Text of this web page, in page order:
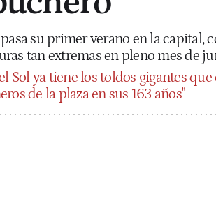
su primer verano en la capital,
tan extremas en pleno mes de
Sol ya tiene los toldos gigantes que
de la plaza en sus 163 años"